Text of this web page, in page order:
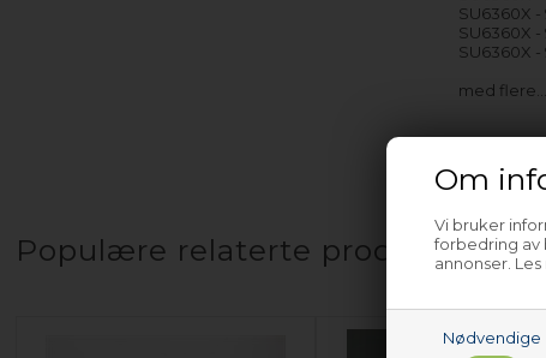
Om
Vi bruker
forbedring av
annonser.
Nødvendige
SU6360X -
SU6360X -
SU6360X -
med flere…
Populære relaterte produkter